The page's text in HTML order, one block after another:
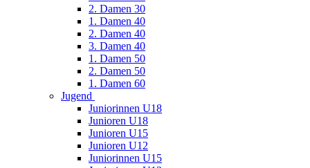
2. Damen 30
1. Damen 40
2. Damen 40
3. Damen 40
1. Damen 50
2. Damen 50
1. Damen 60
Jugend
Juniorinnen U18
Junioren U18
Junioren U15
Junioren U12
Juniorinnen U15